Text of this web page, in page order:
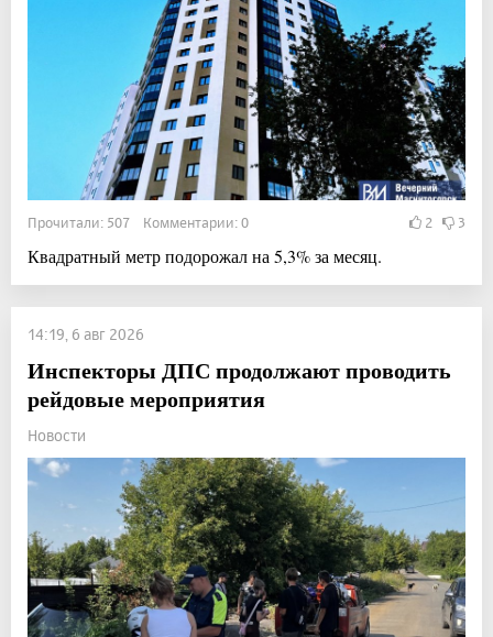
Прочитали: 507 Комментарии: 0 2 3
Квадратный метр подорожал на 5,3% за месяц.
14:19, 6 авг 2026
Инспекторы ДПС продолжают проводить
рейдовые мероприятия
Новости